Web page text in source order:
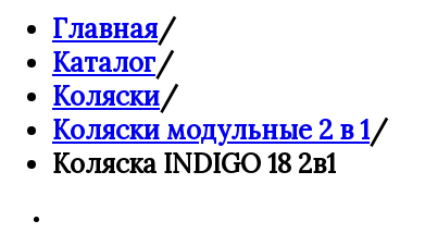
Главная/
Каталог/
Коляски/
Коляски модульные 2 в 1/
Коляска INDIGO 18 2в1